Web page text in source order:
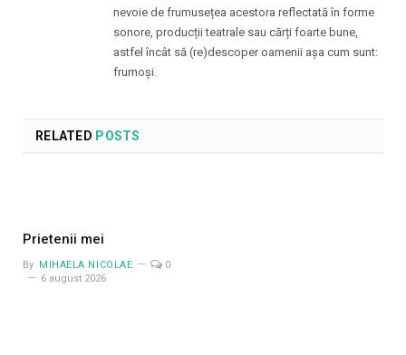
nevoie de frumusețea acestora reflectată în forme
sonore, producții teatrale sau cărți foarte bune,
astfel încât să (re)descoper oamenii așa cum sunt:
frumoși.
RELATED POSTS
Prietenii mei
By MIHAELA NICOLAE
6 august 2026
0